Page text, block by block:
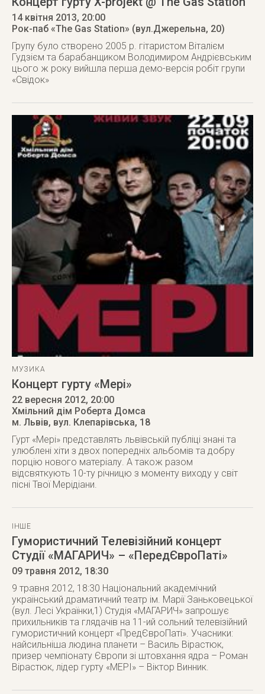
14 квітня 2013, 20:00
Рок-паб «The Gas Station» (вул.Джерельна, 20)
Групу було створено 2005 р. гітаристом Віталієм
Гудзієм та барабанщиком Володимиром Андрієвським
цього ж року вийшла перша демо-версія робіт групи
«Свідок»
МУЗИКА
Концерт гурту «Мері»
22 вересня 2012, 20:00
Хмільний дім Роберта Домса
м. Львів, вул. Клепарівська, 18
Гурт «Мері» представлять львівській публіці знані та
улюблені хіти з двох попередніх альбомів та добру
порцію нового матеріалу. А також разом
відсвяткують 10-ту річницю з моменту виходу у світ
пісні Твої Мерідіани.
ІНШЕ
Гумористичний Телевізійний концерт
Студії «МАГАРИЧ» – «ПередЄвроПаті»
09 травня 2012, 18:30
9 травня 2012, 18:30 Національний академічний
український драматичний театр ім. Марії Заньковецької
(вул. Лесі Українки,1) Студія «МАГАРИЧ» запрошує
прихильників та глядачів на 11-ий сольний телевізійний
гумористичний концерт «ПредЄвроПаті». Учасники:
найсильніша людина планети – Василь Вірастюк,
призер чемпіонату Європи зі штовхання ядра – Роман
Вірастюк, лідер гурту «МЕРІ» – Віктор Винник.